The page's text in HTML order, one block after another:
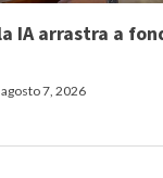
IA arrastra a
agosto 7, 2026
ocultados en el